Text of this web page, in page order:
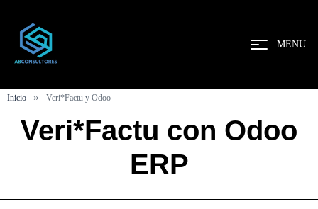
MENU
Inicio » Veri*Factu y Odoo
Veri*Factu con Odoo
ERP